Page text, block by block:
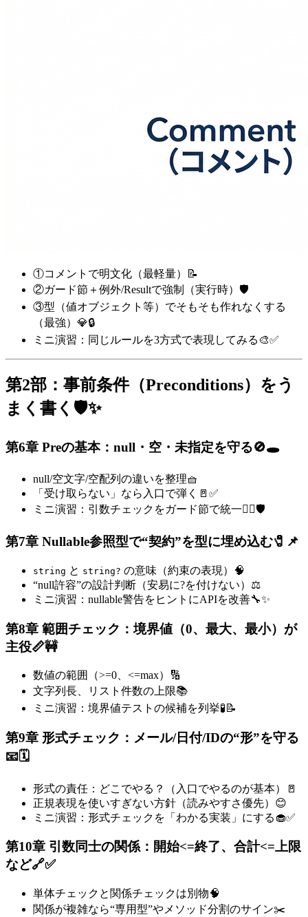
①コメントで明文化（最軽量）📝
②ガード節＋例外/Resultで強制（実行時）🛡️
③型（値オブジェクト等）でそもそも作れなくする
（最強）💎🔒
ミニ演習：同じルールを3方式で表現してみる🎨✅
第2部：事前条件（Preconditions）をう
まく書く🛡️✨
第6章 Preの基本：null・空・未指定を守る🚫🕳️
null/空文字/空配列の違いを整理🧺
「受け取らない」なら入口で弾く🚪✅
ミニ演習：引数チェックをガード節で統一🏃‍♀️🛡️
第7章 Nullable参照型で“契約”を型に埋め込む🧷📌
string と string? の意味（約束の表現）🧠
“null許容”の設計判断（安易に?を付けない）⚖️
ミニ演習：nullable警告をヒントにAPIを改善🔧✨
第8章 範囲チェック：境界値（0、最大、最小）が
主役📏🚧
数値の範囲（>=0、<=max）🔢
文字列長、リスト件数の上限📚
ミニ演習：境界値テストの候補を列挙🧪📝
第9章 形式チェック：メール/日付/IDの“形”を守る
📧🗓️
形式の責任：どこでやる？（入口でやるのが基本）🚪
正規表現を使いすぎない方針（読みやすさ優先）😊
ミニ演習：形式チェックを「わかる実装」にする🧁✅
第10章 引数同士の関係：開始<=終了、合計<=上限
など🔗✅
単体チェックと関係チェックは別物🧠
関係が複雑なら“専用型”やメソッド分割のサイン✂️